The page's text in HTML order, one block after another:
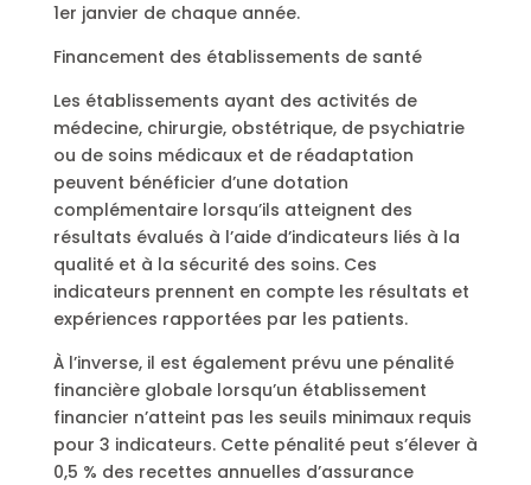
1er janvier de chaque année.
Financement des établissements de santé
Les établissements ayant des activités de
médecine, chirurgie, obstétrique, de psychiatrie
ou de soins médicaux et de réadaptation
peuvent bénéficier d’une dotation
complémentaire lorsqu’ils atteignent des
résultats évalués à l’aide d’indicateurs liés à la
qualité et à la sécurité des soins. Ces
indicateurs prennent en compte les résultats et
expériences rapportées par les patients.
À l’inverse, il est également prévu une pénalité
financière globale lorsqu’un établissement
financier n’atteint pas les seuils minimaux requis
pour 3 indicateurs. Cette pénalité peut s’élever à
0,5 % des recettes annuelles d’assurance